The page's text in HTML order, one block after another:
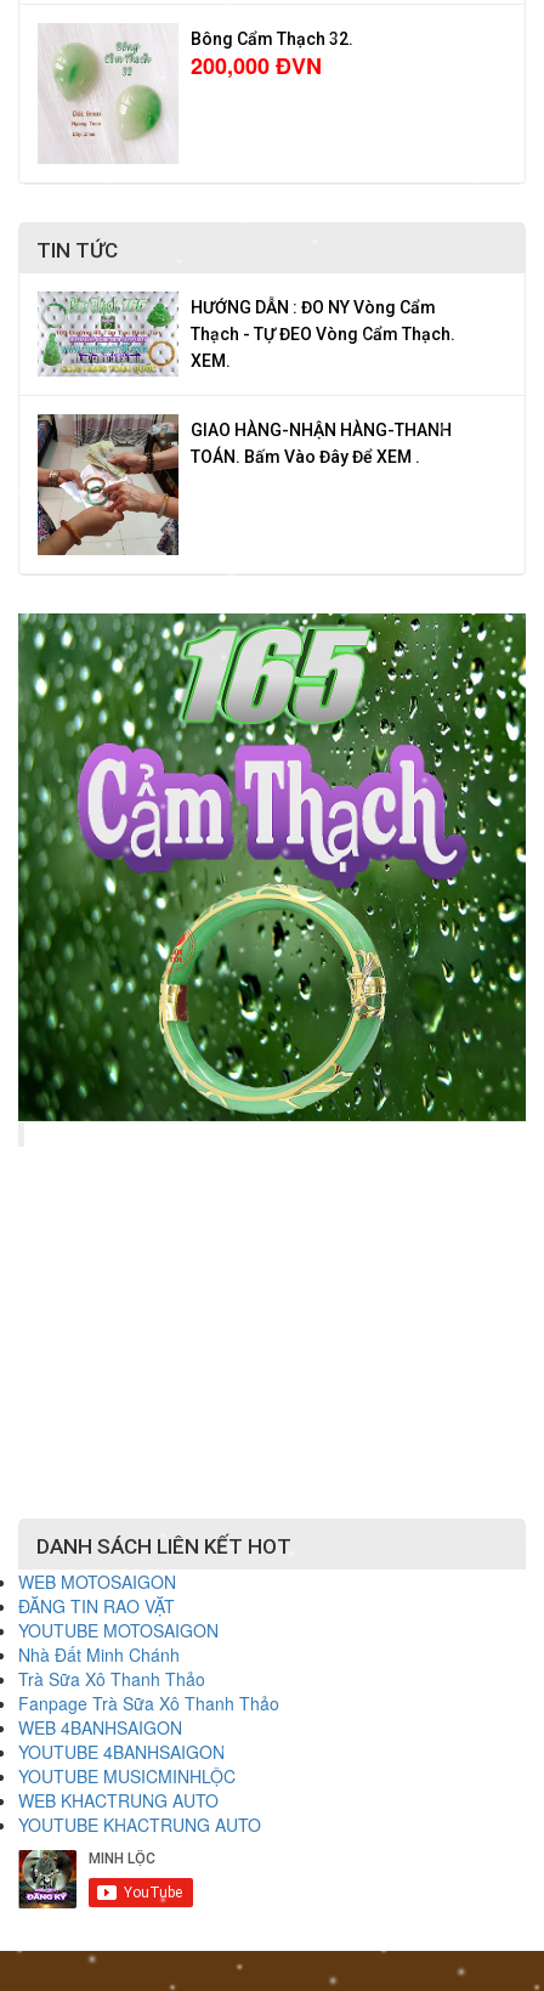
Bông Cẩm Thạch 32.
200,000 ĐVN
TIN TỨC
HƯỚNG DẪN : ĐO NY Vòng Cẩm
Thạch - TỰ ĐEO Vòng Cẩm Thạch.
XEM.
GIAO HÀNG-NHẬN HÀNG-THANH
TOÁN. Bấm Vào Đây Để XEM .
DANH SÁCH LIÊN KẾT HOT
WEB MOTOSAIGON
ĐĂNG TIN RAO VẶT
YOUTUBE MOTOSAIGON
Nhà Đất Minh Chánh
Trà Sữa Xô Thanh Thảo
Fanpage Trà Sữa Xô Thanh Thảo
WEB 4BANHSAIGON
YOUTUBE 4BANHSAIGON
YOUTUBE MUSICMINHLỘC
WEB KHACTRUNG AUTO
YOUTUBE KHACTRUNG AUTO